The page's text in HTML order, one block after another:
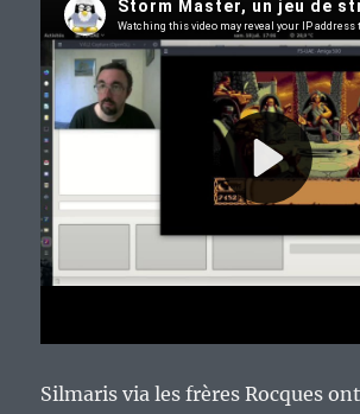
Silmaris via les frères Rocques